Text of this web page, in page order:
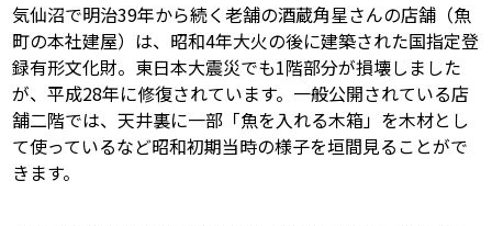
気仙沼で明治39年から続く老舗の酒蔵角星さんの店舗（魚
町の本社建屋）は、昭和4年大火の後に建築された国指定登
録有形文化財。東日本大震災でも1階部分が損壊しました
が、平成28年に修復されています。一般公開されている店
舗二階では、天井裏に一部「魚を入れる木箱」を木材とし
て使っているなど昭和初期当時の様子を垣間見ることがで
きます。